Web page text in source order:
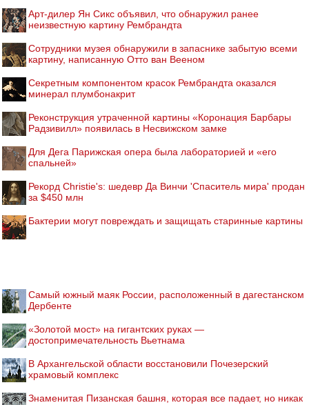
Арт-дилер Ян Сикс объявил, что обнаружил ранее
неизвестную картину Рембрандта
Cотрудники музея обнаружили в запаснике забытую всеми
картину, написанную Отто ван Вееном
Секретным компонентом красок Рембрандта оказался
минерал плумбонакрит
Реконструкция утраченной картины «Коронация Барбары
Радзивилл» появилась в Несвижском замке
Для Дега Парижская опера была лабораторией и «его
спальней»
Рекорд Christie's: шедевр Да Винчи 'Спаситель мира' продан
за $450 млн
Бактерии могут повреждать и защищать старинные картины
Самый южный маяк России, расположенный в дагестанском
Дербенте
«Золотой мост» на гигантских руках —
достопримечательность Вьетнама
В Архангельской области восстановили Почезерский
храмовый комплекс
Знаменитая Пизанская башня, которая все падает, но никак